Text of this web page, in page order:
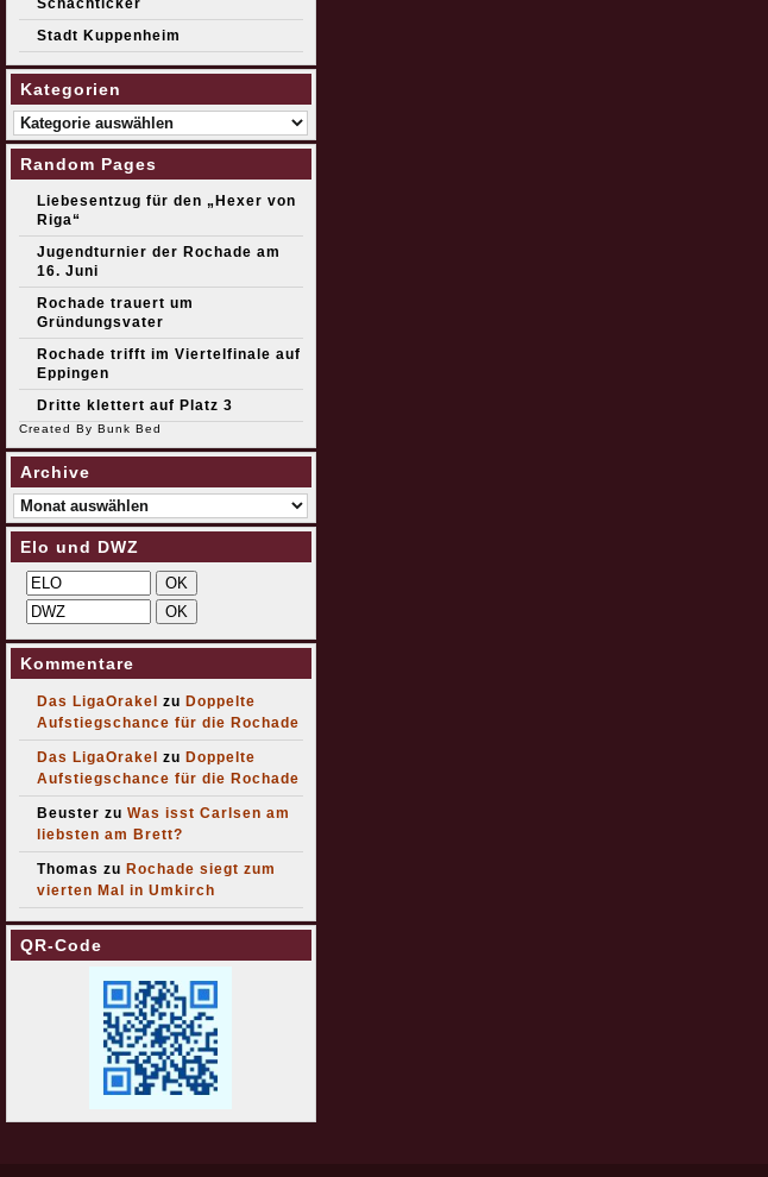
Schachticker
Stadt Kuppenheim
Kategorien
Kategorien
Random Pages
Liebesentzug für den „Hexer von
Riga“
Jugendturnier der Rochade am
16. Juni
Rochade trauert um
Gründungsvater
Rochade trifft im Viertelfinale auf
Eppingen
Dritte klettert auf Platz 3
Created By Bunk Bed
Archive
Archive
Elo und DWZ
Kommentare
Das LigaOrakel zu Doppelte
Aufstiegschance für die Rochade
Das LigaOrakel zu Doppelte
Aufstiegschance für die Rochade
Beuster zu Was isst Carlsen am
liebsten am Brett?
Thomas zu Rochade siegt zum
vierten Mal in Umkirch
QR-Code